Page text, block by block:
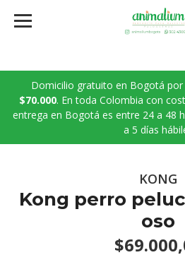
Domicilio gratuito en Bogotá
$70.000. En toda Colombia con
entrega en Bogotá es entre 24 a 48
a 5 días
KONG
Kong perro
oso